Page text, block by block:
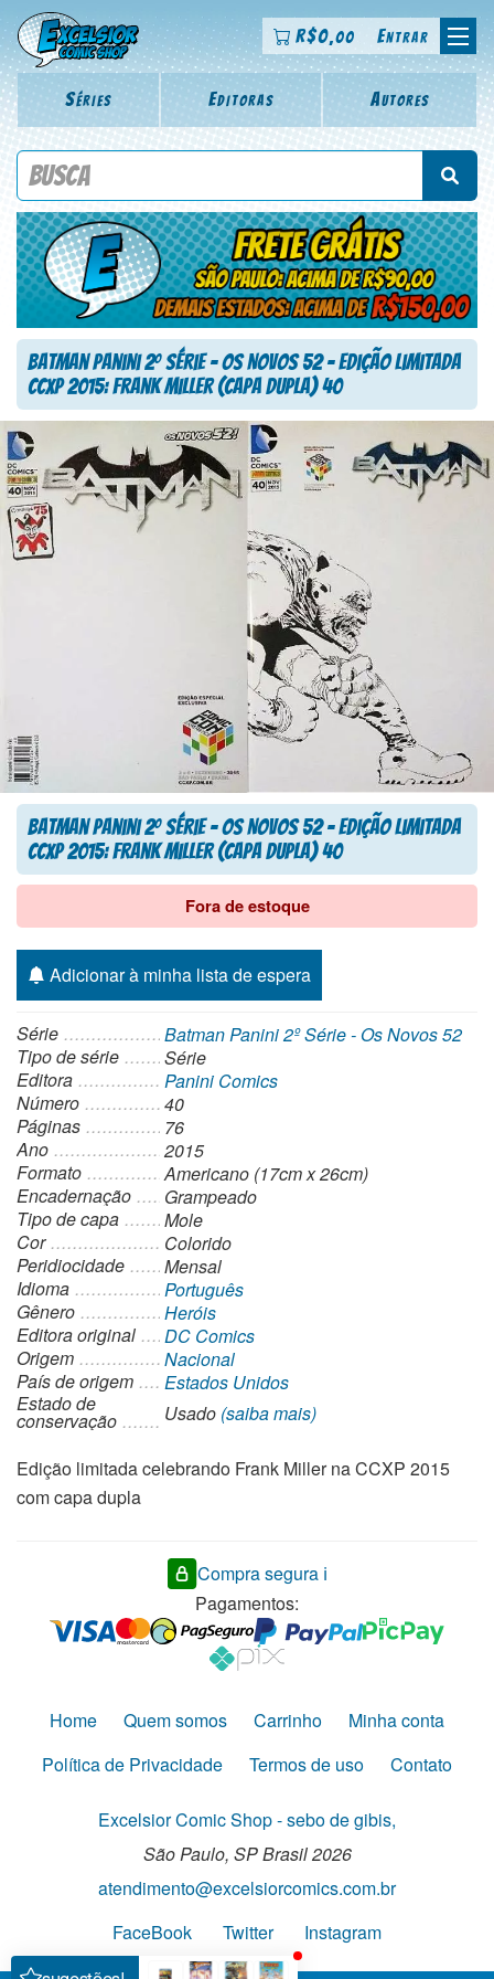
R$0,00 Entrar
Séries Editoras Autores
Procure por título da revista, personagem, série, escritor,
Batman Panini 2oSérie – Os Novos 52 – Edição limitada
CCXP 2015: Frank Miller (Capa Dupla) 40
Batman Panini 2oSérie – Os Novos 52 – Edição limitada
CCXP 2015: Frank Miller (Capa Dupla) 40
Fora de estoque
Adicionar à minha lista de espera
Série
Batman Panini 2º Série - Os Novos 52
Tipo de série
Série
Editora
Panini Comics
Número
40
Páginas
76
Ano
2015
Formato
Americano (17cm x 26cm)
Encadernação
Grampeado
Tipo de capa
Mole
Cor
Colorido
Peridiocidade
Mensal
Idioma
Português
Gênero
Heróis
Editora original
DC Comics
Origem
Nacional
País de origem
Estados Unidos
Estado de
conservação Usado (saiba mais)
Edição limitada celebrando Frank Miller na CCXP 2015
com capa dupla
Compra segura ℹ️
Pagamentos:
Home Quem somos Carrinho
Minha conta
Política de Privacidade
Termos de uso Contato
Excelsior Comic Shop - sebo de gibis,
São Paulo, SPBrasil2026
atendimento@excelsiorcomics.com.br
FaceBook
Twitter Instagram